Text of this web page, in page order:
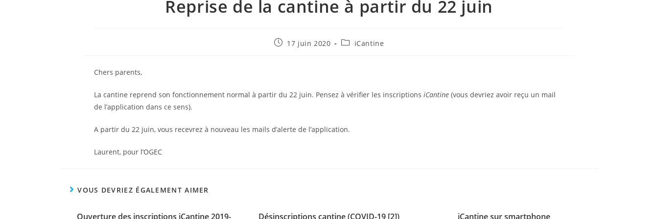
Reprise de la cantine à partir du 22 juin
Publication
17 juin 2020
PostiCantine
Chers parents,
La cantine reprend son fonctionnement normal à partir du 22 juin. Pensez à vérifier les inscriptions iCantine (vous devriez avoir reçu un mail
de l’application dans ce sens).
A partir du 22 juin, vous recevrez à nouveau les mails d’alerte de l’application.
Laurent, pour l’OGEC
VOUS DEVRIEZ ÉGALEMENT AIMER
Ouverture des inscriptions iCantine 2019- Désinscriptions cantine (COVID-19 [2]) iCantine sur smartphone